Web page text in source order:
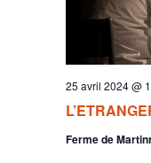
25 avril 2024 @
Ferme de